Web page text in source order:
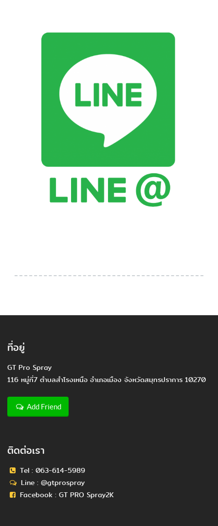
ที่อยู่
GT Pro Spray
116 หมู่ที่7 ตำบลสำโรงเหนือ อำเภอเมือง จังหวัดสมุทรปราการ 10270
Add Friend
ติดต่อเรา
Tel : 063-614-5989
Line : @gtprospray
Facebook : GT PRO Spray2K